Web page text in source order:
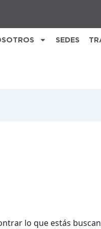
SEDES
lo que estás